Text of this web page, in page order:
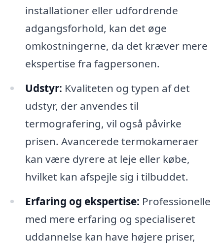
installationer eller udfordrende
adgangsforhold, kan det øge
omkostningerne, da det kræver mere
ekspertise fra fagpersonen.
Udstyr: Kvaliteten og typen af det
udstyr, der anvendes til
termografering, vil også påvirke
prisen. Avancerede termokameraer
kan være dyrere at leje eller købe,
hvilket kan afspejle sig i tilbuddet.
Erfaring og ekspertise: Professionelle
med mere erfaring og specialiseret
uddannelse kan have højere priser,